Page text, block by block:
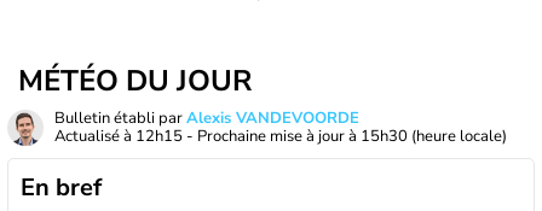
MÉTÉO DU JOUR
Bulletin établi parAlexis VANDEVOORDE
Actualisé à 12h15 - Prochaine mise à jour à 15h30 (heure locale)
En bref